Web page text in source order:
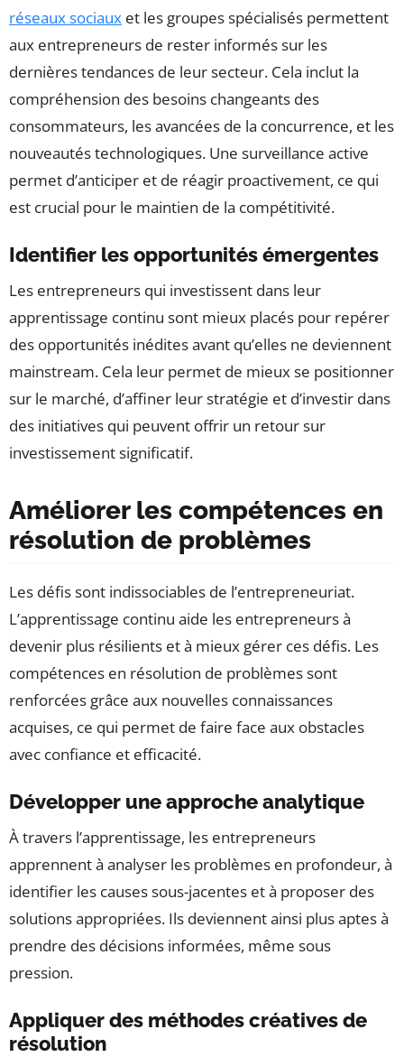
réseaux sociaux et les groupes spécialisés permettent
aux entrepreneurs de rester informés sur les
dernières tendances de leur secteur. Cela inclut la
compréhension des besoins changeants des
consommateurs, les avancées de la concurrence, et les
nouveautés technologiques. Une surveillance active
permet d’anticiper et de réagir proactivement, ce qui
est crucial pour le maintien de la compétitivité.
Identifier les opportunités émergentes
Les entrepreneurs qui investissent dans leur
apprentissage continu sont mieux placés pour repérer
des opportunités inédites avant qu’elles ne deviennent
mainstream. Cela leur permet de mieux se positionner
sur le marché, d’affiner leur stratégie et d’investir dans
des initiatives qui peuvent offrir un retour sur
investissement significatif.
Améliorer les compétences en
résolution de problèmes
Les défis sont indissociables de l’entrepreneuriat.
L’apprentissage continu aide les entrepreneurs à
devenir plus résilients et à mieux gérer ces défis. Les
compétences en résolution de problèmes sont
renforcées grâce aux nouvelles connaissances
acquises, ce qui permet de faire face aux obstacles
avec confiance et efficacité.
Développer une approche analytique
À travers l’apprentissage, les entrepreneurs
apprennent à analyser les problèmes en profondeur, à
identifier les causes sous-jacentes et à proposer des
solutions appropriées. Ils deviennent ainsi plus aptes à
prendre des décisions informées, même sous
pression.
Appliquer des méthodes créatives de
résolution